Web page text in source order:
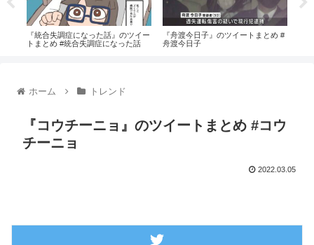
『統合失調症になった話』のツイー
トまとめ #統合失調症になった話
『舟渡今日子』のツイートまとめ #
舟渡今日子
ホーム トレンド
『コウチーニョ』のツイートまとめ #コウ
チーニョ
2022.03.05